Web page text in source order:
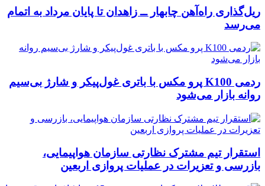
ریل‌گذاری راه‌آهن چابهار ــ زاهدان تا پایان مرداد به اتمام
می‌رسد
ردمی K100 پرو مکس با باتری غول‌پیکر و شارژ بی‌سیم
روانه بازار می‌شود
استقرار تیم مشترک نظارتی سازمان هواپیمایی،
بازرسی و تعزیرات در عملیات پروازی اربعین